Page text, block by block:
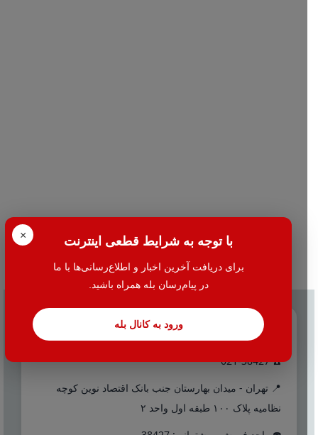
× با توجه به شرایط قطعی اینترنت
برای دریافت آخرین اخبار و اطلاع‌رسانی‌ها با ما
در پیام‌رسان بله همراه باشید.
ورود به کانال بله تماس با ما
☎️ 021-38427
📍 تهران - میدان بهارستان جنب بانک اقتصاد نوین کوچه
نظامیه پلاک ۱۰۰ طبقه اول واحد ۲